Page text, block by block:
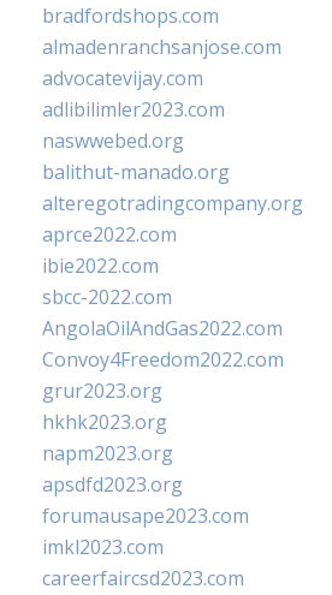
bradfordshops.com
almadenranchsanjose.com
advocatevijay.com
adlibilimler2023.com
naswwebed.org
balithut-manado.org
alteregotradingcompany.org
aprce2022.com
ibie2022.com
sbcc-2022.com
AngolaOilAndGas2022.com
Convoy4Freedom2022.com
grur2023.org
hkhk2023.org
napm2023.org
apsdfd2023.org
forumausape2023.com
imkl2023.com
careerfaircsd2023.com